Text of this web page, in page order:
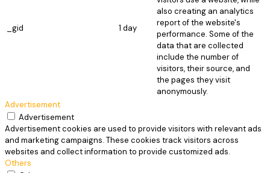
_gid 1 day
also creating an analytics
report of the website's
performance. Some of the
data that are collected
include the number of
visitors, their source, and
the pages they visit
anonymously.
Advertisement
Advertisement
Advertisement cookies are used to provide visitors with relevant ads
and marketing campaigns. These cookies track visitors across
websites and collect information to provide customized ads.
Others